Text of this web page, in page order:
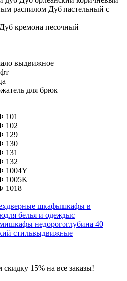
Дуб пастельный с
Дуб кремона песочный
выдвижное
для брюк
шкафышкафы в
для белья и одеждыс
шкафы недорогоглубина 40
стильвыдвижные
15% на все заказы!